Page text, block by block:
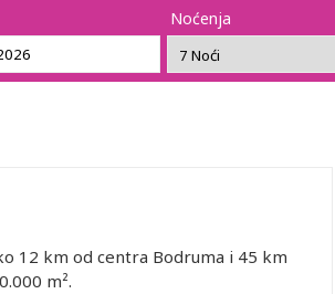
Noćenja
12 km od centra Bodruma i 45 km
m².